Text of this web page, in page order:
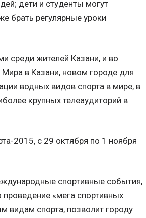
дети и студенты могут
брать регулярные уроки
среди жителей Казани, и во
в Казани, новом городе для
водных видов спорта в мире, в
крупных телеаудиторий в
2015, с 29 октября по 1 ноября
спортивные события,
«мега спортивных
видам спорта, позволит городу